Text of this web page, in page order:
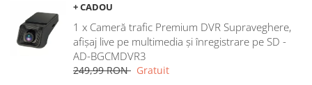
+ CADOU
1 x Cameră trafic Premium DVR Supraveghere,
afișaj live pe multimedia și înregistrare pe SD -
AD-BGCMDVR3
249,99 RON Gratuit